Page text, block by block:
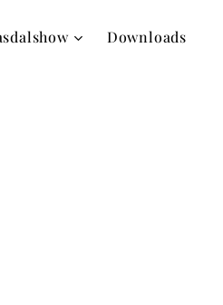
Downloads